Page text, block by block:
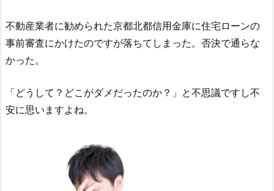
不動産業者に勧められた京都北都信用金庫に住宅ローンの
事前審査にかけたのですが落ちてしまった。否決で通らな
かった。
「どうして？どこがダメだったのか？」と不思議ですし不
安に思いますよね。